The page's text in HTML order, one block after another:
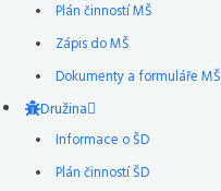
Plán činností MŠ
Zápis do MŠ
Dokumenty a formuláře MŠ
Družina
Informace o ŠD
Plán činností ŠD